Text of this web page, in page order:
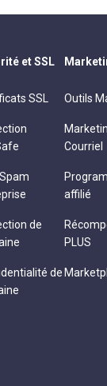
et SSL
SSL
de
de
Outils
Courriel
affilié
PLUS